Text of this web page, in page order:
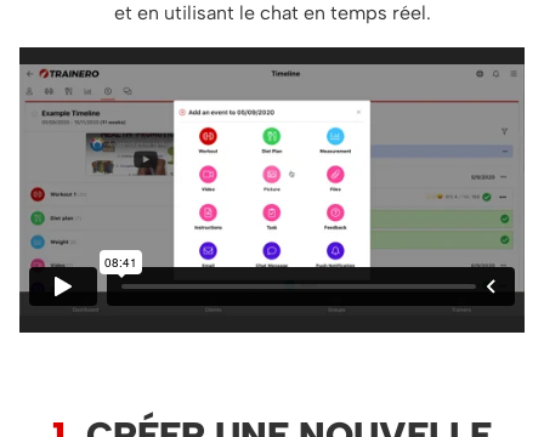
et en utilisant le chat en temps réel.